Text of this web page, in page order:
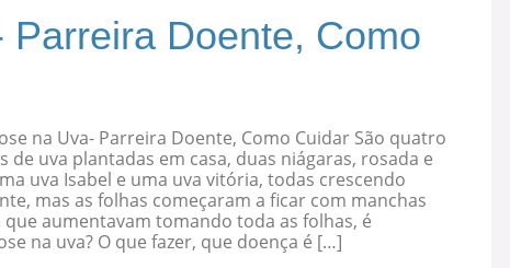
Doente, Como
na Uva- Parreira Doente, Como Cuidar São quatro
de uva plantadas em casa, duas niágaras, rosada e
uva Isabel e uma uva vitória, todas crescendo
mas as folhas começaram a ficar com manchas
que aumentavam tomando toda as folhas, é
na uva? O que fazer, que doença é […]